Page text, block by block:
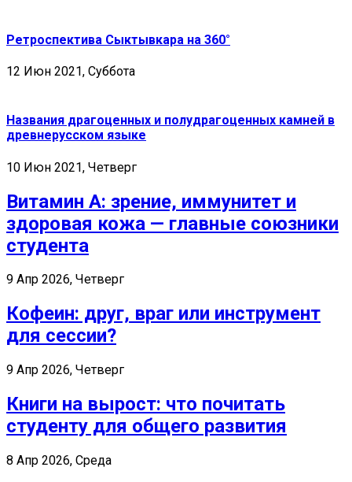
Ретроспектива Сыктывкара на 360°
12 Июн 2021, Суббота
Названия драгоценных и полудрагоценных камней в
древнерусском языке
10 Июн 2021, Четверг
Витамин А: зрение, иммунитет и
здоровая кожа — главные союзники
студента
9 Апр 2026, Четверг
Кофеин: друг, враг или инструмент
для сессии?
9 Апр 2026, Четверг
Книги на вырост: что почитать
студенту для общего развития
8 Апр 2026, Среда